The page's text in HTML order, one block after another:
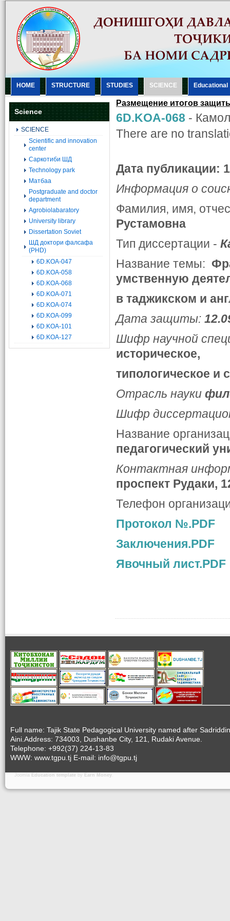
HOME STRUCTURE STUDIES SCIENCE Еducational
Science
SCIENCE
Scientific and innovation
center
Саркотиби ШД
Technology park
Матбаа
Postgraduate and doctor
department
Agrobiolabaratory
University library
Dissertation Soviet
ШД доктори фалсафа
(PHD)
6D.KOA-047
6D.KOA-058
6D.KOA-068
6D.KOA-071
6D.KOA-074
6D.KOA-099
6D.KOA-101
6D.KOA-127
Размещение итогов
6D.KOA-068 -
There are no
Дата публикации:
Информация о
Фамилия, имя,
Рустамовна
Тип диссертации -
Название темы:
умственную
в таджикском и
Дата защиты:
Шифр научной
историческое,
типологическое и
Отрасль науки
Шифр
Название
педагогический
Контактная
проспект Рудаки,
Телефон
Протокол №.PDF
Заключения.PDF
Явочный лист.PDF
Full name: Tajik State Pedagogical University named after Sadriddin
Aini.Address: 734003, Dushanbe City, 121, Rudaki Avenue.
Telephone: +992(37) 224-13-83
WWW: www.tgpu.tj E-mail: info@tgpu.tj
Joomla Education template by Earn Money.